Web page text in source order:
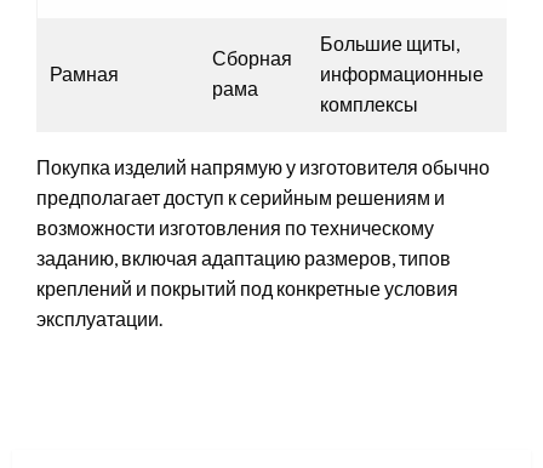
Рамная
Сборная
рама
Большие щиты,
информационные
комплексы
Покупка изделий напрямую у изготовителя обычно
предполагает доступ к серийным решениям и
возможности изготовления по техническому
заданию, включая адаптацию размеров, типов
креплений и покрытий под конкретные условия
эксплуатации.